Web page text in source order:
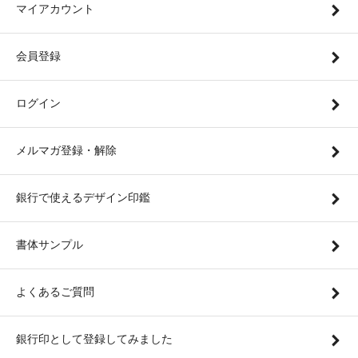
マイアカウント
会員登録
ログイン
メルマガ登録・解除
銀行で使えるデザイン印鑑
書体サンプル
よくあるご質問
銀行印として登録してみました